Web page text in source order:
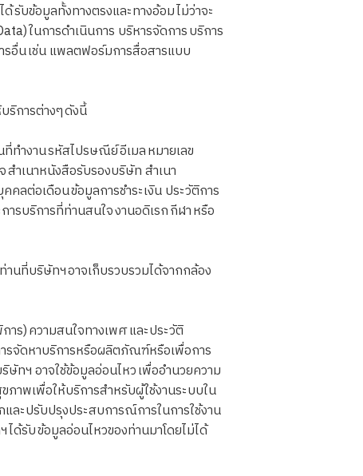
บข้อมูลทั้งทางตรงและทางอ้อม ไม่ว่าจะ
ในการดำเนินการ บริหารจัดการ บริการ
รอื่น เช่น แพลตฟอร์มการสื่อสารแบบ
การต่างๆ ดังนี้
ำงาน รหัสไปรษณีย์ อีเมล หมายเลข
ำเนาหนังสือรับรองบริษัท สำเนา
ต่อเดือน ข้อมูลการชำระเงิน ประวัติการ
รบริการที่ท่านสนใจ งานอดิเรก กีฬา หรือ
ที่บริษัทฯ อาจเก็บรวบรวมได้จากกล้อง
ร) ความสนใจทางเพศ และประวัติ
รจัดหาบริการหรือผลิตภัณฑ์หรือเพื่อการ
ทฯ อาจใช้ข้อมูลอ่อนไหว เพื่ออำนวยความ
ภาพเพื่อให้บริการสำหรับผู้ใช้งานระบบใน
ละปรับปรุงประสบการณ์การในการใช้งาน
ด้รับ ข้อมูลอ่อนไหวของท่านมาโดยไม่ได้